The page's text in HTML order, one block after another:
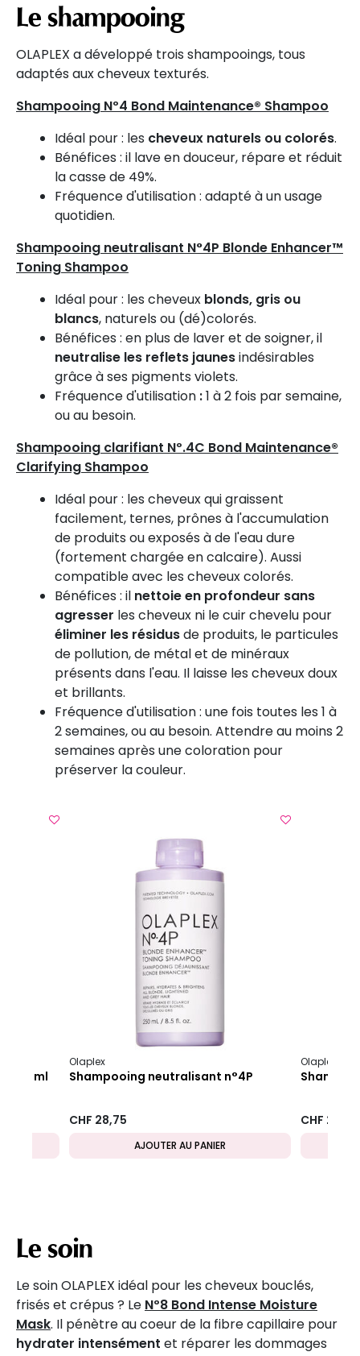
Le shampooing
OLAPLEX a développé trois shampooings, tous
adaptés aux cheveux texturés.
Shampooing Nº4 Bond Maintenance® Shampoo
Idéal pour : les cheveux naturels ou colorés.
Bénéfices : il lave en douceur, répare et réduit
la casse de 49%.
Fréquence d'utilisation : adapté à un usage
quotidien.
Shampooing neutralisant N°4P Blonde Enhancer™
Toning Shampoo
Idéal pour : les cheveux blonds, gris ou
blancs, naturels ou (dé)colorés.
Bénéfices : en plus de laver et de soigner, il
neutralise les reflets jaunesindésirables
grâce à ses pigments violets.
Fréquence d'utilisation :1 à 2 fois par semaine,
ou au besoin.
Shampooing clarifiant Nº.4C Bond Maintenance®
Clarifying Shampoo
Idéal pour : les cheveux qui graissent
facilement, ternes, prônes à l'accumulation
de produits ou exposés à de l'eau dure
(fortement chargée en calcaire). Aussi
compatible avec les cheveux colorés.
Bénéfices : il nettoie en profondeur sans
agresser les cheveux ni le cuir chevelu pour
éliminer les résidusde produits, le particules
de pollution, de métal et de minéraux
présents dans l'eau. Il laisse les cheveux doux
et brillants.
Fréquence d'utilisation : une fois toutes les 1 à
2 semaines, ou au besoin. Attendre au moins 2
semaines après une coloration pour
préserver la couleur.
250 ml
Olaplex
Shampooing neutralisant n°4P
CHF 28,75
AJOUTER AU PANIER
Olaplex
CHF 28,75
Le soin
Le soin OLAPLEX idéal pour les cheveux bouclés,
frisés et crépus ? Le Nº8 Bond Intense Moisture
Mask. Il pénètre au coeur de la fibre capillaire pour
hydrater intensément et réparer les dommages